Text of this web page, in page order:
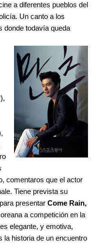
a diferentes pueblos del
Un canto a los
donde todavía queda
comentaros que el actor
Tiene prevista su
presentar Come Rain,
a competición en la
es elegante, y emotiva,
la historia de un encuentro